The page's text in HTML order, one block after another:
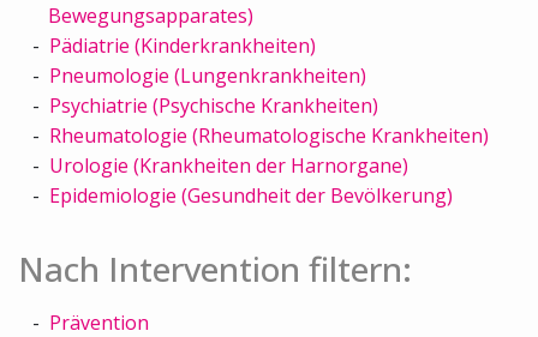
Bewegungsapparates)
Pädiatrie (Kinderkrankheiten)
Pneumologie (Lungenkrankheiten)
Psychiatrie (Psychische Krankheiten)
Rheumatologie (Rheumatologische Krankheiten)
Urologie (Krankheiten der Harnorgane)
Epidemiologie (Gesundheit der Bevölkerung)
Nach Intervention filtern:
Prävention